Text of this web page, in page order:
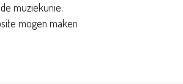
muziekunie.
mogen maken